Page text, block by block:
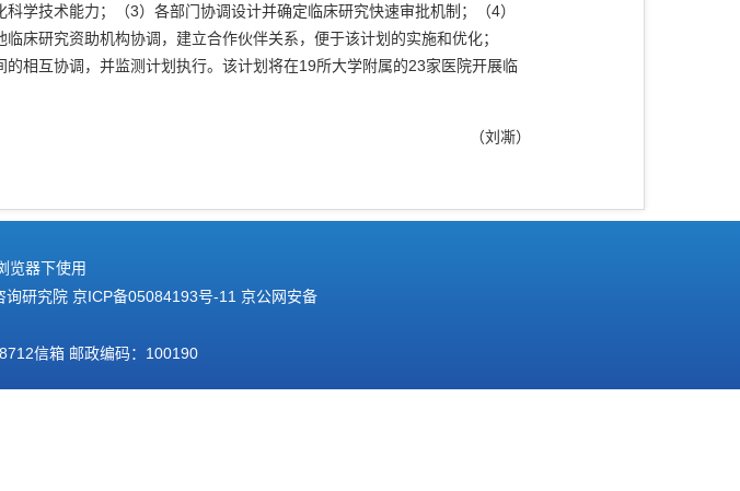
学技术能力；（3）各部门协调设计并确定临床研究快速审批机制；（4）
床研究资助机构协调，建立合作伙伴关系，便于该计划的实施和优化；
相互协调，并监测计划执行。该计划将在19所大学附属的23家医院开展临
（刘凘）
览器下使用
询研究院 京ICP备05084193号-11 京公网安备
信箱 邮政编码：100190